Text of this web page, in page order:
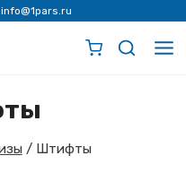
info@1pars.ru
/ Штифты